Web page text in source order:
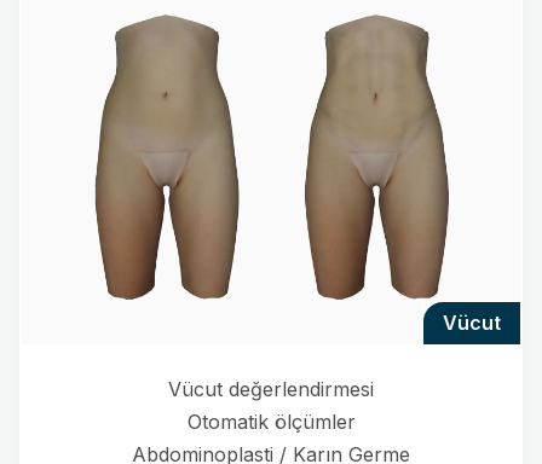
vücut
Vücut değerlendirmesi
Otomatik ölçümler
Abdominoplasti / Karın Germe